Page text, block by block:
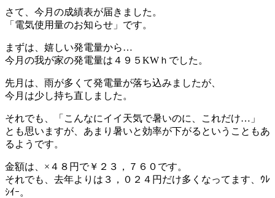
さて、今月の成績表が届きました。
「電気使用量のお知らせ」です。
まずは、嬉しい発電量から…
今月の我が家の発電量は４９５KWｈでした。
先月は、雨が多くて発電量が落ち込みましたが、
今月は少し持ち直しました。
それでも、「こんなにイイ天気で暑いのに、これだけ…」
とも思いますが、あまり暑いと効率が下がるということもあ
るようです。
金額は、×４８円で￥２３，７６０です。
それでも、去年よりは３，０２４円だけ多くなってます、ｳﾚ
ｼｲｰ。